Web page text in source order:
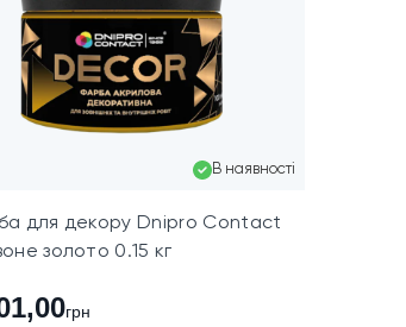
В наявності
для декору Dnipro Contact
золото 0.15 кг
грн